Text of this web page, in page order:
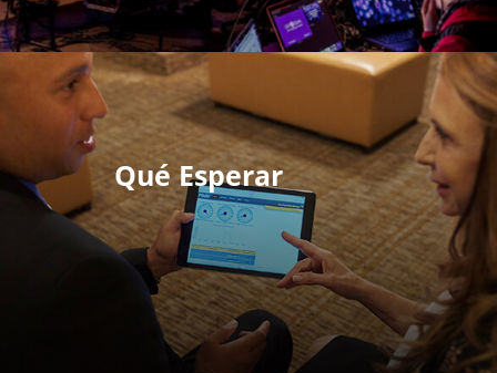
Qué Esperar